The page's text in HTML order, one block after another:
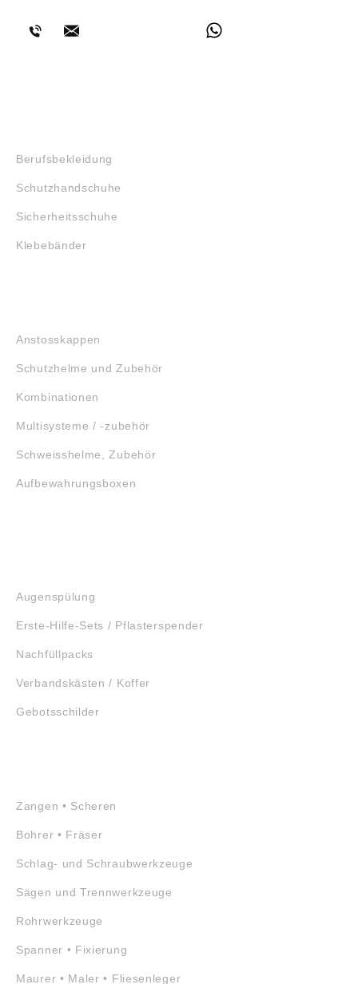
Berufsbekleidung
Schutzhandschuhe
Sicherheitsschuhe
Klebebänder
Anstosskappen
Schutzhelme und Zubehör
Kombinationen
Multisysteme / -zubehör
Schweisshelme, Zubehör
Aufbewahrungsboxen
Augenspülung
Erste-Hilfe-Sets / Pflasterspender
Nachfüllpacks
Verbandskästen / Koffer
Gebotsschilder
Zangen • Scheren
Bohrer • Fräser
Schlag- und Schraubwerkzeuge
Sägen und Trennwerkzeuge
Rohrwerkzeuge
Spanner • Fixierung
Maurer • Maler • Fliesenleger